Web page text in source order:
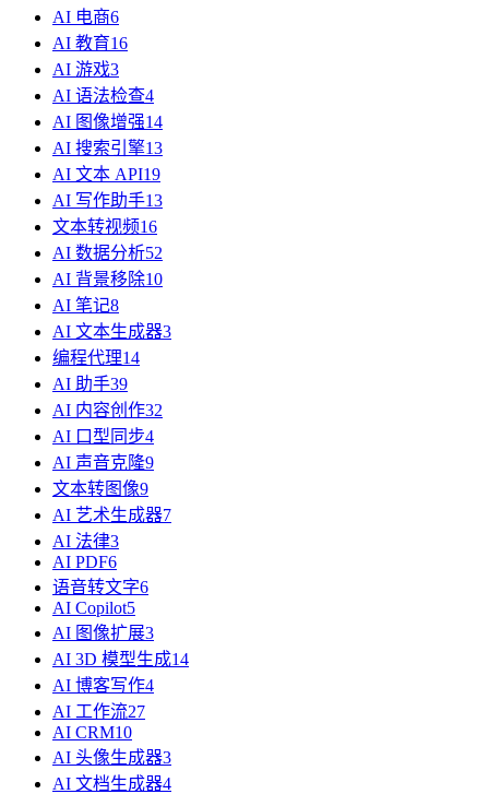
AI 电商6
AI 教育16
AI 游戏3
AI 语法检查4
AI 图像增强14
AI 搜索引擎13
AI 文本 API19
AI 写作助手13
文本转视频16
AI 数据分析52
AI 背景移除10
AI 笔记8
AI 文本生成器3
编程代理14
AI 助手39
AI 内容创作32
AI 口型同步4
AI 声音克隆9
文本转图像9
AI 艺术生成器7
AI 法律3
AI PDF6
语音转文字6
AI Copilot5
AI 图像扩展3
AI 3D 模型生成14
AI 博客写作4
AI 工作流27
AI CRM10
AI 头像生成器3
AI 文档生成器4